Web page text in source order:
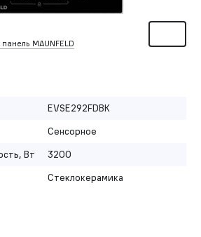
MAUNFELD
EVSE292FDBK
Сенсорное
Вт
3200
Стеклокерамика